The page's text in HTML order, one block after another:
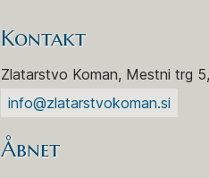
Kontakt
Zlatarstvo Koman, Mestni trg
info@zlatarstvokoman.si
Åbnet